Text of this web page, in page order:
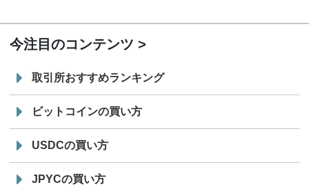
今注目のコンテンツ
取引所おすすめランキング
ビットコインの買い方
USDCの買い方
JPYCの買い方